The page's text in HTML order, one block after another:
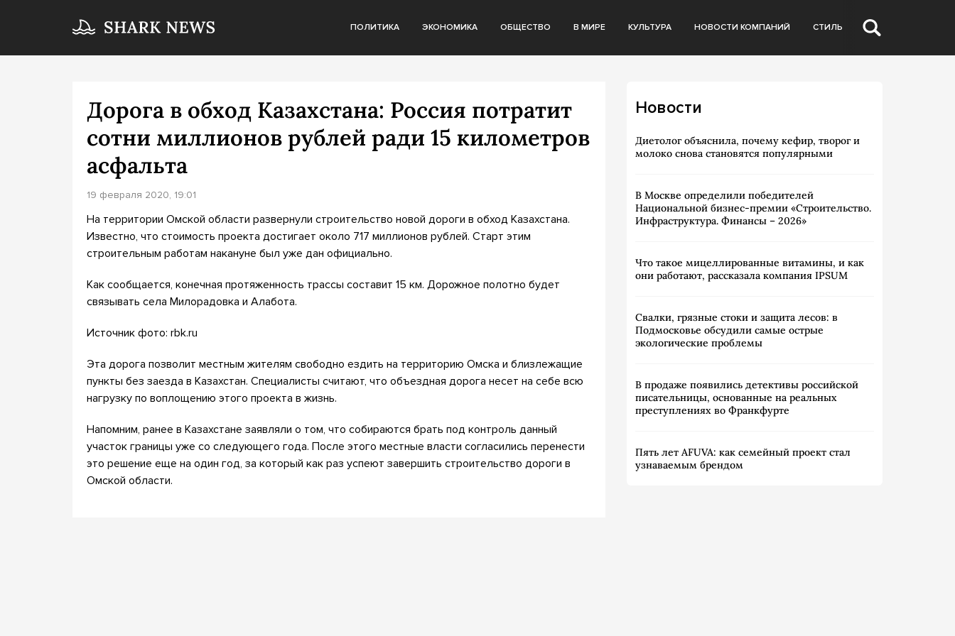
ПОЛИТИКА ЭКОНОМИКА ОБЩЕСТВО В МИРЕ КУЛЬТУРА НОВОСТИ КОМПАНИЙ СТИЛЬ
Дорога в обход Казахстана: Россия потратит
сотни миллионов рублей ради 15 километров
асфальта
19 февраля 2020, 19:01
На территории Омской области развернули строительство новой дороги в обход Казахстана.
Известно, что стоимость проекта достигает около 717 миллионов рублей. Старт этим
строительным работам накануне был уже дан официально.
Как сообщается, конечная протяженность трассы составит 15 км. Дорожное полотно будет
связывать села Милорадовка и Алабота.
Источник фото: rbk.ru
Эта дорога позволит местным жителям свободно ездить на территорию Омска и близлежащие
пункты без заезда в Казахстан. Специалисты считают, что объездная дорога несет на себе всю
нагрузку по воплощению этого проекта в жизнь.
Напомним, ранее в Казахстане заявляли о том, что собираются брать под контроль данный
участок границы уже со следующего года. После этого местные власти согласились перенести
это решение еще на один год, за который как раз успеют завершить строительство дороги в
Омской области.
Новости
Диетолог объяснила, почему кефир, творог и
молоко снова становятся популярными
В Москве определили победителей
Национальной бизнес-премии «Строительство.
Инфраструктура. Финансы – 2026»
Что такое мицеллированные витамины, и как
они работают, рассказала компания IPSUM
Свалки, грязные стоки и защита лесов: в
Подмосковье обсудили самые острые
экологические проблемы
В продаже появились детективы российской
писательницы, основанные на реальных
преступлениях во Франкфурте
Пять лет AFUVA: как семейный проект стал
узнаваемым брендом